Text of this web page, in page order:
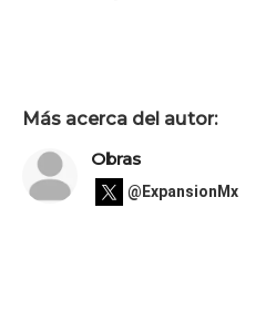
Más acerca del autor:
Obras
@ExpansionMx